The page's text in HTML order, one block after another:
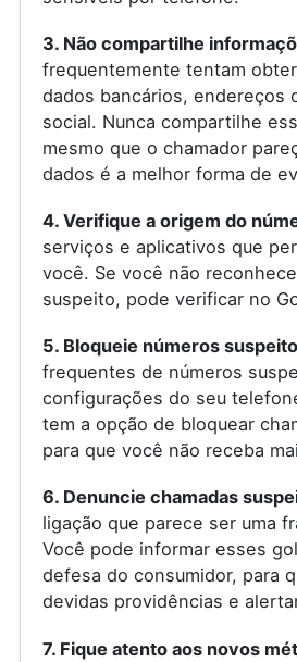
3. Não compartilhe
frequentemente tentam
dados bancários, endereços
social. Nunca compartilhe
mesmo que o chamador
dados é a melhor forma de
4. Verifique a origem do
serviços e aplicativos que
você. Se você não
suspeito, pode verificar no
5. Bloqueie números
frequentes de números
configurações do seu
tem a opção de bloquear
para que você não receba
6. Denuncie chamadas
ligação que parece ser uma
Você pode informar esses
defesa do consumidor, para
devidas providências e
7. Fique atento aos novos